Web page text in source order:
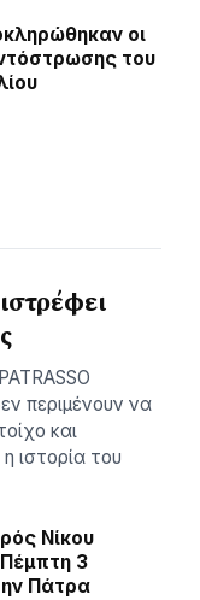
οι
του
περιμένουν να
και
ιστορία του
Νίκου
3
Πάτρα